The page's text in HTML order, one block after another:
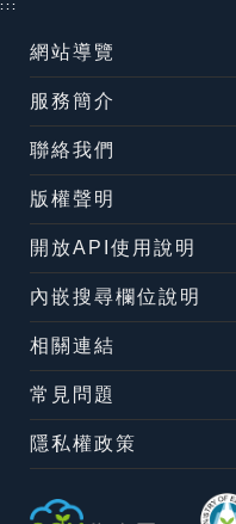
:::
網站導覽
服務簡介
聯絡我們
版權聲明
開放API使用說明
內嵌搜尋欄位說明
相關連結
常見問題
隱私權政策